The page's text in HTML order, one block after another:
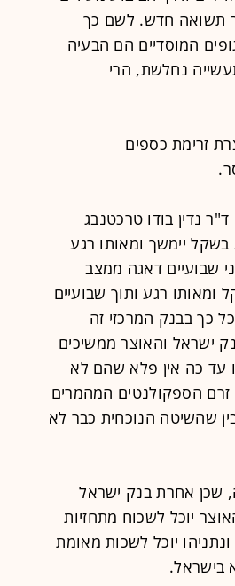
תשואה חדש. לשם כך
המוסדיים הם הבעיה
נחלשת, הרי
זרימת כספים
נדין בודו טרכטנבג
יימשך ומאותו רגע
שבועיים דאגה ממצב
ומאותו רגע ותוך שבועיים
כך בבנק המרכזי זה
ישראל והאוצר ממשיכים
עד כה אין פלא שהם לא
הספקולנטים המהמרים
שהשיטה הנוכחית כבר לא
שכן אחרת בנק ישראל
יוכל לשכוח מתחזיות
ימים ונתניהו יוכל לשכות מאומת
בישראל.